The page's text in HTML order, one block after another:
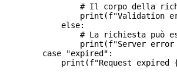
# Il corpo della
                print
(f"Validation
            else
:
# La richiesta può
                print
(f"Server error
        case
"expired" :
            print
(f"Request expired